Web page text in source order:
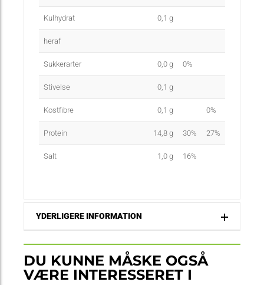
Kulhydrat 0,1 g
heraf
Sukkerarter 0,0 g 0%
Stivelse 0,1 g
Kostfibre 0,1 g 0%
Protein 14,8 g 30% 27%
Salt 1,0 g 16%
YDERLIGERE INFORMATION
DU KUNNE MÅSKE OGSÅ
VÆRE INTERESSERET I